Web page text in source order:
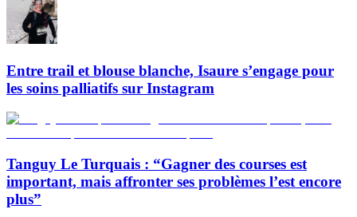
Entre trail et blouse blanche, Isaure s’engage pour
les soins palliatifs sur Instagram
Tanguy Le Turquais : “Gagner des courses est
important, mais affronter ses problèmes l’est encore
plus”